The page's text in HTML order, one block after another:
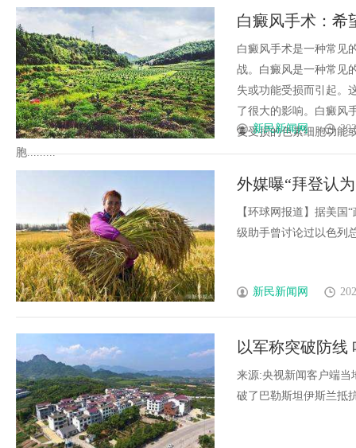
白癜风手术：希
白癜风手术是一种常见
战。白癜风是一种常见
失或功能受损而引起。
了很大的影响。白癜风
复受损的色素细胞功能
胞.........
新民新闻网
外媒曝“拜登认
白宫否认
【环球网报道】据美国
级助手曾讨论过以色列
新民新闻网
以军称突破防线
来源:央视新闻客户端当
破了巴勒斯坦伊斯兰抵